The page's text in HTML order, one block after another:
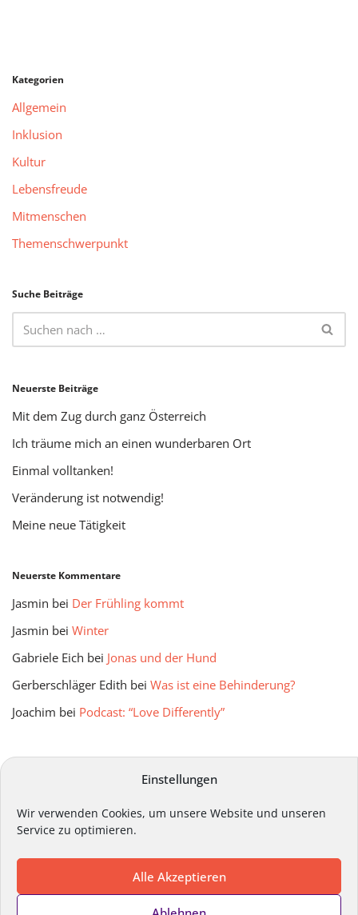
Einstellungen
Wir verwenden Cookies, um unsere Website und unseren
Service zu optimieren.
Alle Akzeptieren
Kategorien
Allgemein
Inklusion
Kultur
Lebensfreude
Mitmenschen
Themenschwerpunkt
Suche Beiträge
Neuerste Beiträge
Mit dem Zug durch ganz Österreich
Ich träume mich an einen wunderbaren Ort
Einmal volltanken!
Veränderung ist notwendig!
Meine neue Tätigkeit
Neuerste Kommentare
Jasmin bei Der Frühling kommt
Jasmin bei Winter
Gabriele Eich bei Jonas und der Hund
Gerberschläger Edith bei Was ist eine Behinderung?
Joachim bei Podcast: “Love Differently”
Impressum Datenschutz
Kontakt